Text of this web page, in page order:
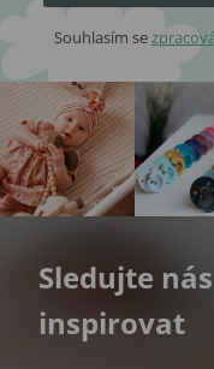
Souhlasím se
Sledujte
inspirovat